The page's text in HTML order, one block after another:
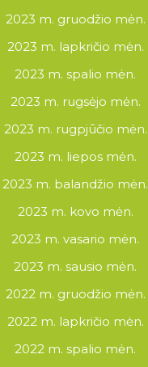
2023 m. gruodžio mėn.
2023 m. lapkričio mėn.
2023 m. spalio mėn.
2023 m. rugsėjo mėn.
2023 m. rugpjūčio mėn.
2023 m. liepos mėn.
2023 m. balandžio mėn.
2023 m. kovo mėn.
2023 m. vasario mėn.
2023 m. sausio mėn.
2022 m. gruodžio mėn.
2022 m. lapkričio mėn.
2022 m. spalio mėn.